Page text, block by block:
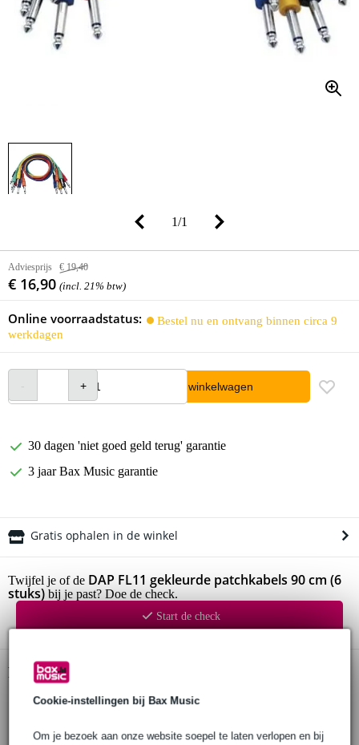
Cookie-instellingen bij Bax Music
Om je bezoek aan onze website soepel te laten verlopen en bij
1/1
Adviesprijs € 19,40
€ 16,90 (incl. 21% btw)
Online voorraadstatus:
Bestel nu en ontvang binnen circa 9
werkdagen
In winkelwagen
30 dagen 'niet goed geld terug' garantie
3 jaar Bax Music garantie
Gratis ophalen in de winkel
Twijfel je of de DAP FL11 gekleurde patchkabels 90 cm (6
stuks) bij je past? Doe de check.
Start de check
Productinformatie
set patchkabels (6 stuks)